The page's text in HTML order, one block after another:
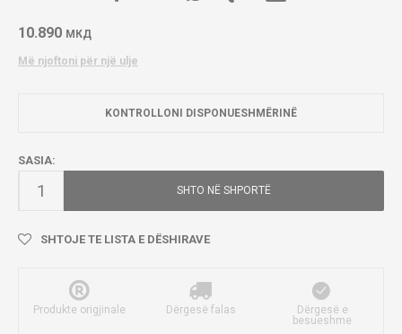
10.890 МКД
Më njoftoni për një ulje
KONTROLLONI DISPONUESHMËRINË
SASIA:
SHTO NË SHPORTË
SHTOJE TE LISTA E DËSHIRAVE
Produkte origjinale Dërgesë falas
Dërgesë e
besueshme